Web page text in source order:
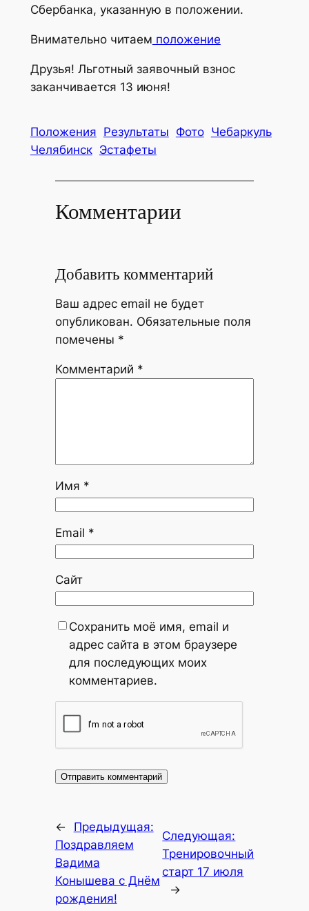
Сбербанка, указанную в положении.
Внимательно читаем положение
Друзья! Льготный заявочный взнос
заканчивается 13 июня!
Положения Результаты Фото Чебаркуль
Челябинск Эстафеты
Комментарии
Добавить комментарий
Ваш адрес email не будет
опубликован. Обязательные поля
помечены *
Комментарий *
Имя *
Email *
Сайт
Сохранить моё имя, email и
адрес сайта в этом браузере
для последующих моих
комментариев.
←
Предыдущая:
Поздравляем
Вадима
Конышева с Днём
рождения!
Следующая:
Тренировочный
старт 17 июля
→